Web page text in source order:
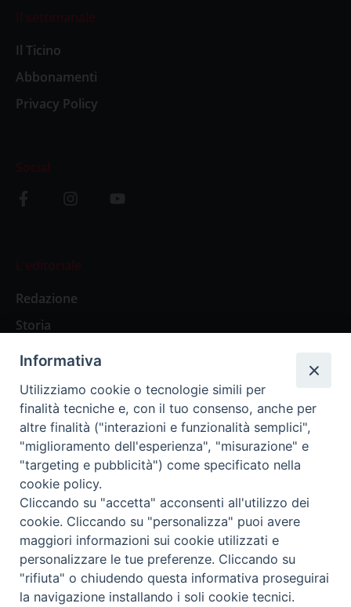
Il settimanale
Il Ticino
Abbonamenti
Privacy Policy
Social
L’editoriale
Redazione
Storia
Abbonamenti
Abbonamento Annuale Digitale
Abbonamento Annuale Cartaceo
Abbonamento Singola Copia Digitale
Redazione: Pavia, Piazza Duomo 11 - tel. 0382.24736 -
amministrazione@ilticino.it - repossi@ilticino.it - P.
IVA: 00213430184
Informativa
Utilizziamo cookie o tecnologie simili per
finalità tecniche e, con il tuo consenso, anche per
altre finalità ("interazioni e funzionalità semplici",
"miglioramento dell'esperienza", "misurazione" e
"targeting e pubblicità") come specificato nella
cookie policy.
Cliccando su "accetta" acconsenti all'utilizzo dei
cookie. Cliccando su "personalizza" puoi avere
maggiori informazioni sui cookie utilizzati e
personalizzare le tue preferenze. Cliccando su
"rifiuta" o chiudendo questa informativa proseguirai
la navigazione installando i soli cookie tecnici.